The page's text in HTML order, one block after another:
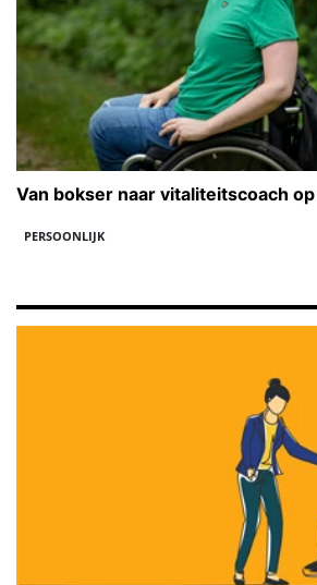
Van bokser naar vitaliteitscoach
PERSOONLIJK